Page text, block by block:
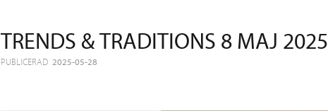
TRENDS & TRADITIONS 8 MAJ 2025
PUBLICERAD 2025-05-28